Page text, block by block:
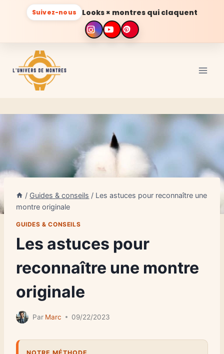
Suivez-nous Looks × montres qui claquent
contenu
/ Guides & conseils / Les astuces pour reconnaître une
montre originale
GUIDES & CONSEILS
Les astuces pour
reconnaître une montre
originale
Par Marc 09/22/2023